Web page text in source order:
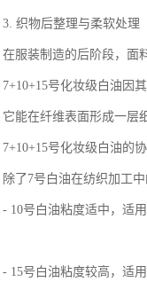
3. 织物后整理与柔软处理
在服装制造的后阶段，面
7+10+15号化妆级白油因
它能在纤维表面形成一层
7+10+15号化妆级白油的
除了7号白油在纺织加工
- 10号白油粘度适中，适
- 15号白油粘度较高，适